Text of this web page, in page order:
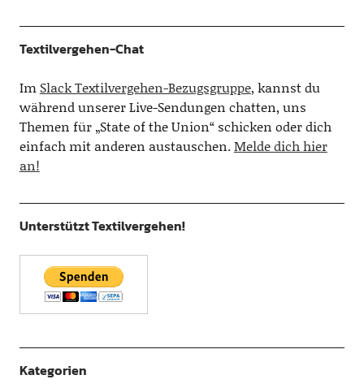
Textilvergehen-Chat
Im Slack Textilvergehen-Bezugsgruppe, kannst du
während unserer Live-Sendungen chatten, uns
Themen für „State of the Union“ schicken oder dich
einfach mit anderen austauschen.Melde dich hier
an!
Unterstützt Textilvergehen!
Kategorien